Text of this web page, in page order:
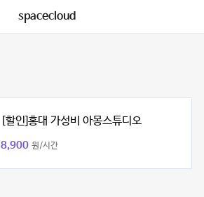
spacecloud
[할인]홍대 가성비 아몽스튜디오
8,900 원/시간